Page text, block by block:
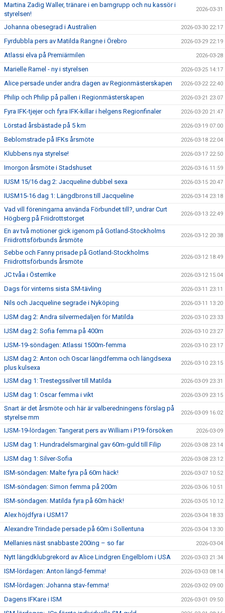
Martina Zadig Waller, tränare i en barngrupp och nu kassör i
styrelsen!
2026-03-31
Johanna obesegrad i Australien 2026-03-30 22:17
Fyrdubbla pers av Matilda Rangne i Örebro 2026-03-29 22:19
Atlassi elva på Premiärmilen 2026-03-28
Marielle Ramel - ny i styrelsen 2026-03-25 14:17
Alice persade under andra dagen av Regionmästerskapen 2026-03-22 22:40
Philip och Philip på pallen i Regionmästerskapen 2026-03-21 23:07
Fyra IFK-tjejer och fyra IFK-killar i helgens Regionfinaler 2026-03-20 21:47
Lörstad årsbästade på 5 km 2026-03-19 07:00
Beblomstrade på IFKs årsmöte 2026-03-18 22:04
Klubbens nya styrelse! 2026-03-17 22:50
Imorgon årsmöte i Stadshuset 2026-03-16 11:59
IUSM 15/16 dag 2: Jacqueline dubbel sexa 2026-03-15 20:47
IUSM15-16 dag 1: Längdbrons till Jacqueline 2026-03-14 23:18
Vad vill föreningarna använda Förbundet till?, undrar Curt
Högberg på Friidrottstorget
2026-03-13 22:49
En av två motioner gick igenom på Gotland-Stockholms
Friidrottsförbunds årsmöte
2026-03-12 20:38
Sebbe och Fanny prisade på Gotland-Stockholms
Friidrottsförbunds årsmöte
2026-03-12 18:49
JC tvåa i Österrike 2026-03-12 15:04
Dags för vinterns sista SM-tävling 2026-03-11 23:11
Nils och Jacqueline segrade i Nyköping 2026-03-11 13:20
IJSM dag 2: Andra silvermedaljen för Matilda 2026-03-10 23:33
IJSM dag 2: Sofia femma på 400m 2026-03-10 23:27
IJSM-19-söndagen: Atlassi 1500m-femma 2026-03-10 23:17
IJSM dag 2: Anton och Oscar längdfemma och längdsexa
plus kulsexa
2026-03-10 23:15
IJSM dag 1: Trestegssilver till Matilda 2026-03-09 23:31
IJSM dag 1: Oscar femma i vikt 2026-03-09 23:15
Snart är det årsmöte och här är valberedningens förslag på
styrelse mm
2026-03-09 16:02
IJSM-19-lördagen: Tangerat pers av William i P19-försöken 2026-03-09
IJSM dag 1: Hundradelsmarginal gav 60m-guld till Filip 2026-03-08 23:14
IJSM dag 1: Silver-Sofia 2026-03-08 23:12
ISM-söndagen: Malte fyra på 60m häck! 2026-03-07 10:52
ISM-söndagen: Simon femma på 200m 2026-03-06 10:51
ISM-söndagen: Matilda fyra på 60m häck! 2026-03-05 10:12
Alex höjdfyra i USM17 2026-03-04 18:33
Alexandre Trindade persade på 60m i Sollentuna 2026-03-04 13:30
Mellanies näst snabbaste 200ing – so far 2026-03-04
Nytt längdklubgrekord av Alice Lindgren Engelblom i USA 2026-03-03 21:34
ISM-lördagen: Anton längd-femma! 2026-03-03 08:14
ISM-lördagen: Johanna stav-femma! 2026-03-02 09:00
Dagens IFKare i ISM 2026-03-01 09:50